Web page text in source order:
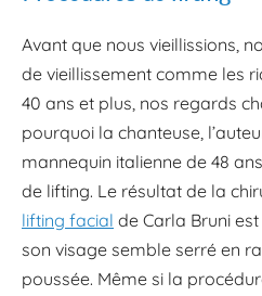
Avant que nous vieillissions,
de vieillissement comme les
40 ans et plus, nos regards
pourquoi la chanteuse,
mannequin italienne de 48
de lifting. Le résultat de la
lifting facial de Carla Bruni
son visage semble serré en
poussée. Même si la